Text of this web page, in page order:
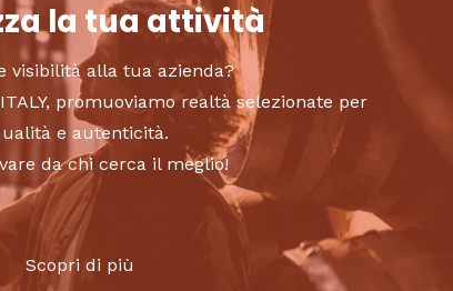
la tua attività
visibilità alla tua azienda?
promuoviamo realtà selezionate per
e autenticità.
da chi cerca il meglio!
Scopri di più